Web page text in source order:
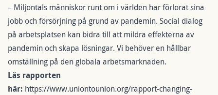
– Miljontals människor runt om i världen har förlorat sina
jobb och försörjning på grund av pandemin. Social dialog
på arbetsplatsen kan bidra till att mildra effekterna av
pandemin och skapa lösningar. Vi behöver en hållbar
omställning på den globala arbetsmarknaden.
Läs rapporten
här: https://www.uniontounion.org/rapport-changing-